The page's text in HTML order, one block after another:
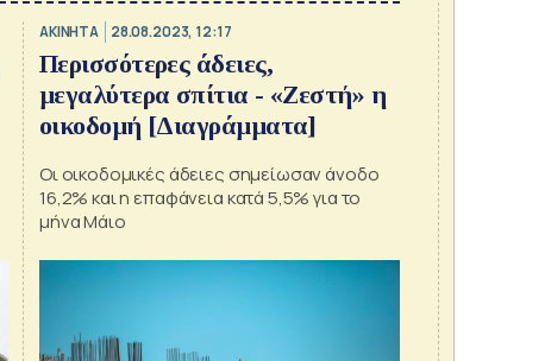
ΑΚΙΝΗΤΑ 28.08.2023, 12:17
Περισσότερες άδειες,
μεγαλύτερα σπίτια - «Ζεστή» η
οικοδομή [Διαγράμματα]
Οι οικοδομικές άδειες σημείωσαν άνοδο
16,2% και η επαφάνεια κατά 5,5% για το
μήνα Μάιο